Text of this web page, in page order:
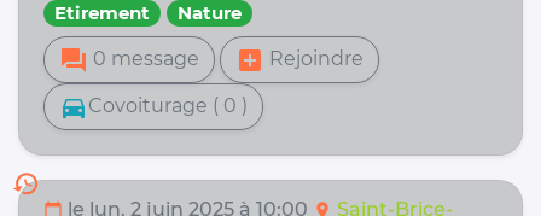
Etirement
Nature
forum 0 message add_box Rejoindre
directions_car Covoiturage ( 0 )
history
calendar_today le lun. 2 juin 2025 à 10:00 location_on Saint-Brice-